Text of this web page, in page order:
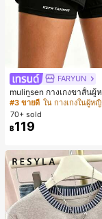
FARYUN
mulinsen กางเกงขาสั้นผู้
ยๆ สีพื้น หลวม อเนกประสง
สั้นกีฬา 2-In-1 สำหรับวิ่ง
ารฝึกซ้อมกีฬาในฤดูร้อน
#3 ขายดี
70+ sold
฿119